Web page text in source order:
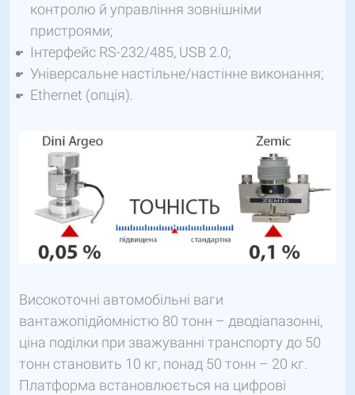
контролю й управління зовнішніми
пристроями;
Інтерфейс RS-232/485, USB 2.0;
Універсальне настільне/настінне виконання;
Ethernet (опція).
Високоточні автомобільні ваги
вантажопідйомністю 80 тонн – дводіапазонні,
ціна поділки при зважуванні транспорту до 50
тонн становить 10 кг, понад 50 тонн – 20 кг.
Платформа встановлюється на цифрові